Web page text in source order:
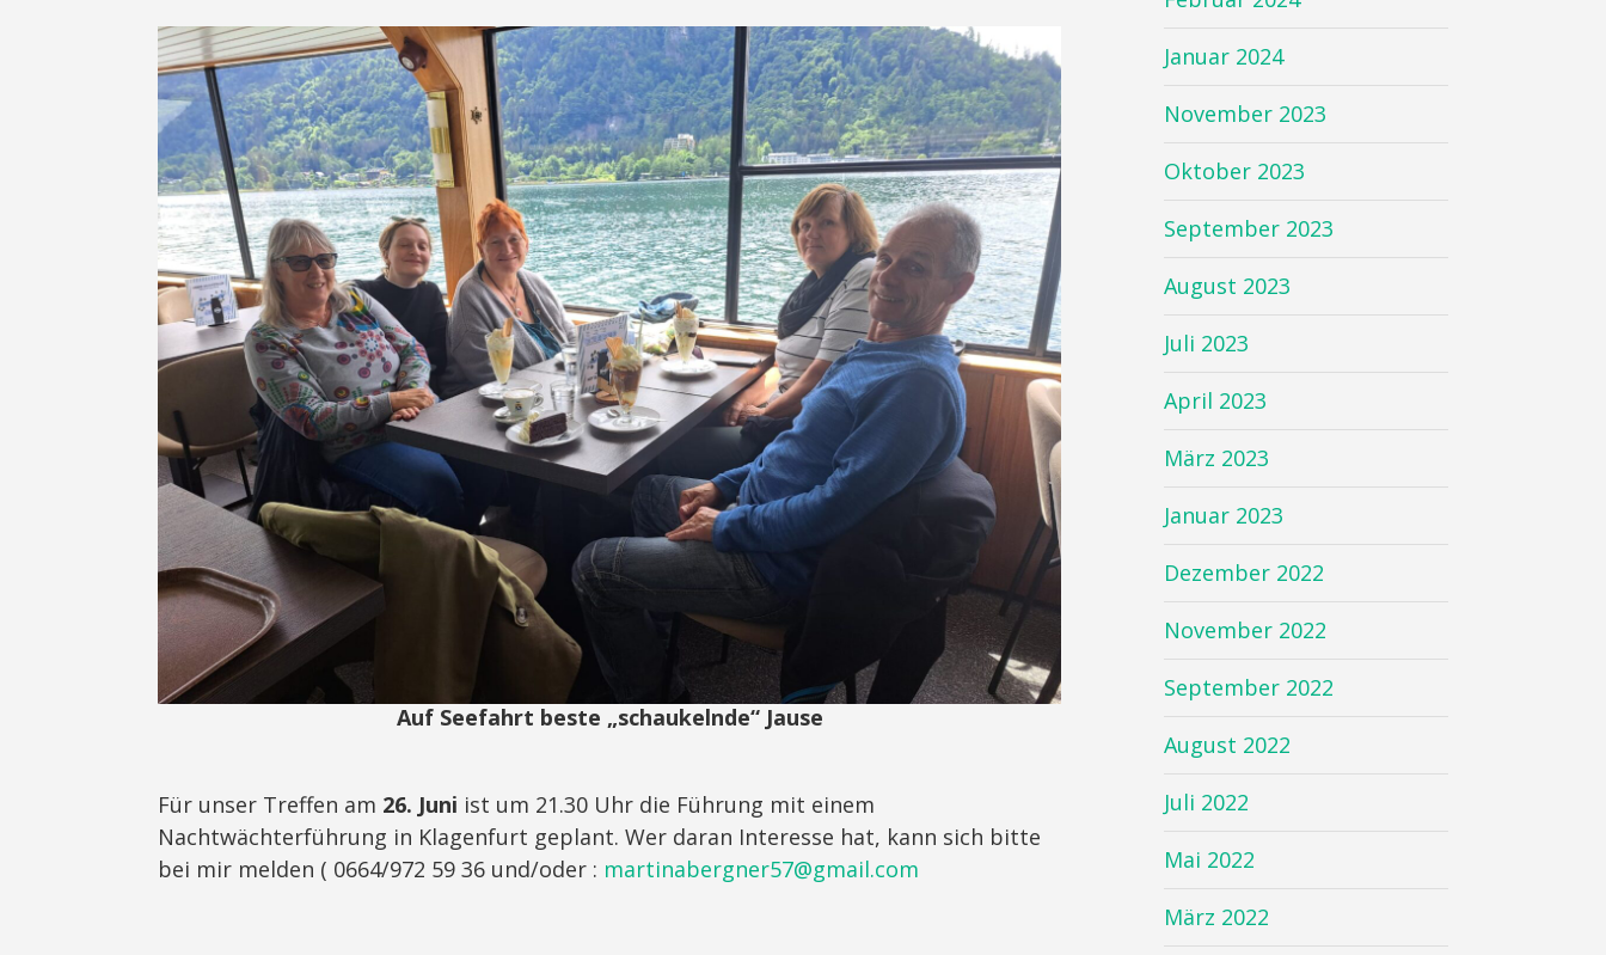
Auf Seefahrt beste „schaukelnde“ Jause
Für unser Treffen am 26. Juni ist um 21.30 Uhr die Führung mit einem
Nachtwächterführung in Klagenfurt geplant. Wer daran Interesse hat, kann sich bitte
bei mir melden ( 0664/972 59 36 und/oder : martinabergner57@gmail.com
Januar 2024
November 2023
Oktober 2023
September 2023
August 2023
Juli 2023
April 2023
März 2023
Januar 2023
Dezember 2022
November 2022
September 2022
August 2022
Juli 2022
Mai 2022
März 2022